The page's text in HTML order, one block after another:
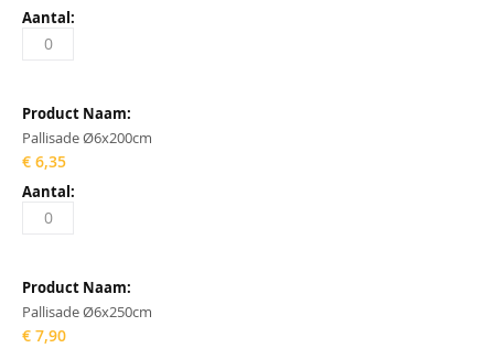
Pallisade Ø6x200cm
€ 6,35
Pallisade Ø6x250cm
€ 7,90